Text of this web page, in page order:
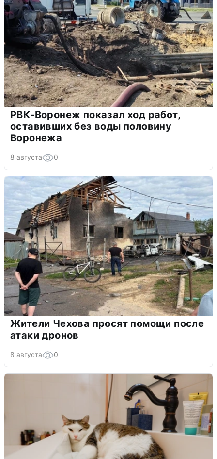
РВК-Воронеж показал ход работ,
оставивших без воды половину
Воронежа
8 августа 0
Жители Чехова просят помощи после
атаки дронов
8 августа 0